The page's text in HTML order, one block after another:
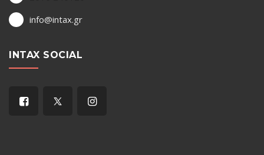
info@intax.gr
INTAX SOCIAL